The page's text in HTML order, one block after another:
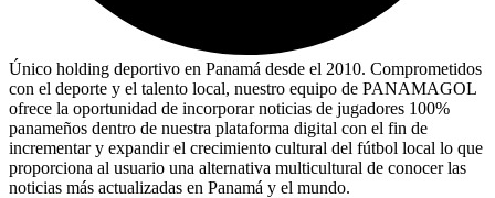
Único holding deportivo en Panamá desde el 2010. Comprometidos
con el deporte y el talento local, nuestro equipo de PANAMAGOL
ofrece la oportunidad de incorporar noticias de jugadores 100%
panameños dentro de nuestra plataforma digital con el fin de
incrementar y expandir el crecimiento cultural del fútbol local lo que
proporciona al usuario una alternativa multicultural de conocer las
noticias más actualizadas en Panamá y el mundo.